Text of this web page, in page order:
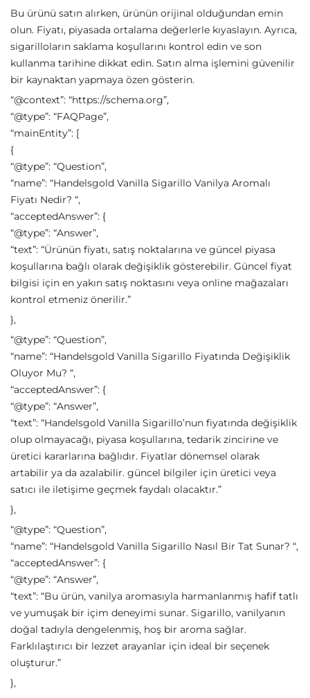
Bu ürünü satın alırken, ürünün orijinal olduğundan emin
olun. Fiyatı, piyasada ortalama değerlerle kıyaslayın. Ayrıca,
sigarilloların saklama koşullarını kontrol edin ve son
kullanma tarihine dikkat edin. Satın alma işlemini güvenilir
bir kaynaktan yapmaya özen gösterin.
“@context”: “https://schema.org”,
“@type”: “FAQPage”,
“mainEntity”: [
{
“@type”: “Question”,
“name”: “Handelsgold Vanilla Sigarillo Vanilya Aromalı
Fiyatı Nedir? “,
“acceptedAnswer”: {
“@type”: “Answer”,
“text”: “Ürünün fiyatı, satış noktalarına ve güncel piyasa
koşullarına bağlı olarak değişiklik gösterebilir. Güncel fiyat
bilgisi için en yakın satış noktasını veya online mağazaları
kontrol etmeniz önerilir.”
},
“@type”: “Question”,
“name”: “Handelsgold Vanilla Sigarillo Fiyatında Değişiklik
Oluyor Mu? “,
“acceptedAnswer”: {
“@type”: “Answer”,
“text”: “Handelsgold Vanilla Sigarillo’nun fiyatında değişiklik
olup olmayacağı, piyasa koşullarına, tedarik zincirine ve
üretici kararlarına bağlıdır. Fiyatlar dönemsel olarak
artabilir ya da azalabilir. güncel bilgiler için üretici veya
satıcı ile iletişime geçmek faydalı olacaktır.”
},
“@type”: “Question”,
“name”: “Handelsgold Vanilla Sigarillo Nasıl Bir Tat Sunar? “,
“acceptedAnswer”: {
“@type”: “Answer”,
“text”: “Bu ürün, vanilya aromasıyla harmanlanmış hafif tatlı
ve yumuşak bir içim deneyimi sunar. Sigarillo, vanilyanın
doğal tadıyla dengelenmiş, hoş bir aroma sağlar.
Farklılaştırıcı bir lezzet arayanlar için ideal bir seçenek
oluşturur.”
},